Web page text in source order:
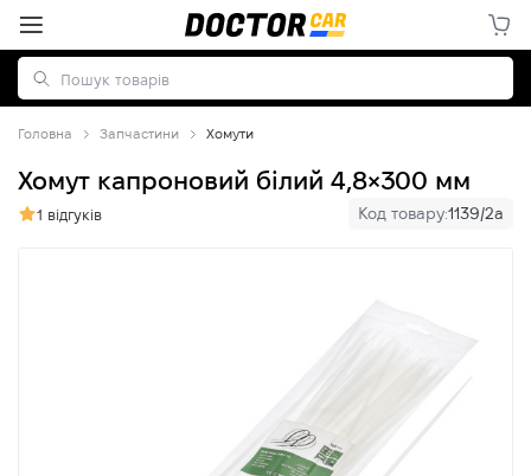
Головна Запчастини Хомути
Хомут капроновий білий 4,8×300 мм
1 відгуків Код товару:1139/2a